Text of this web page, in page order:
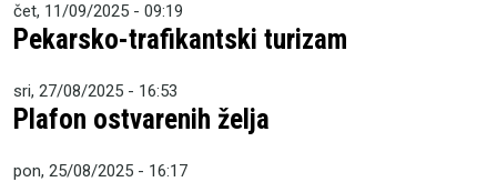
čet, 11/09/2025 - 09:19
Pekarsko-trafikantski turizam
sri, 27/08/2025 - 16:53
Plafon ostvarenih želja
pon, 25/08/2025 - 16:17